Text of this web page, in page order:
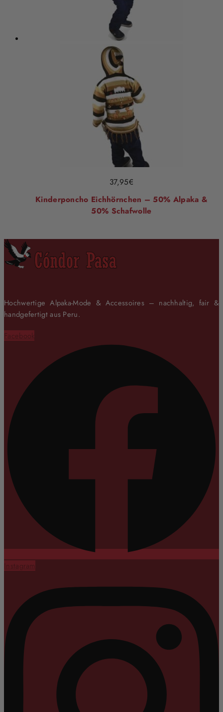
37,95€
Kinderponcho Eichhörnchen – 50% Alpaka &
50% Schafwolle
Hochwertige Alpaka-Mode & Accessoires – nachhaltig, fair &
handgefertigt aus Peru.
Facebook
Instagram